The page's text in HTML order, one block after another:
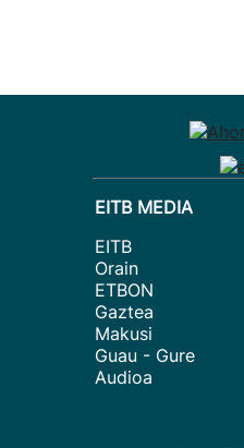
EITB MEDIA
EITB
Orain
ETBON
Gaztea
Makusi
Guau - Gure
Audioa